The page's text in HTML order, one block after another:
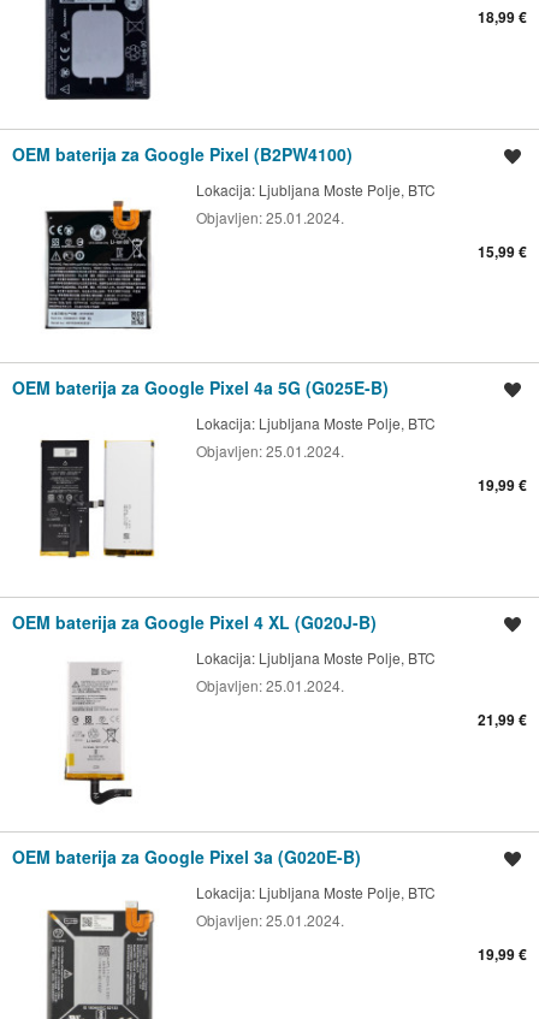
18,99 €
OEM baterija za Google Pixel (B2PW4100)
Lokacija: Ljubljana Moste Polje, BTC
Objavljen:25.01.2024.
15,99 €
OEM baterija za Google Pixel 4a 5G (G025E-B)
Lokacija: Ljubljana Moste Polje, BTC
Objavljen:25.01.2024.
19,99 €
OEM baterija za Google Pixel 4 XL (G020J-B)
Lokacija: Ljubljana Moste Polje, BTC
Objavljen:25.01.2024.
21,99 €
OEM baterija za Google Pixel 3a (G020E-B)
Lokacija: Ljubljana Moste Polje, BTC
Objavljen:25.01.2024.
19,99 €